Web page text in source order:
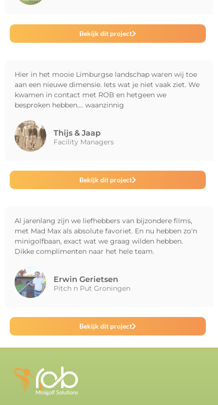
Bekijk dit project
Hier in het mooie Limburgse landschap waren wij toe
aan een nieuwe dimensie. Iets wat je niet vaak ziet. We
kwamen in contact met ROB en hetgeen we
besproken hebben.... waanzinnig
Thijs & Jaap
Facility Managers
Bekijk dit project
Al jarenlang zijn we liefhebbers van bijzondere films,
met Mad Max als absolute favoriet. En nu hebben zo'n
minigolfbaan, exact wat we graag wilden hebben.
Dikke complimenten naar het hele team.
Erwin Gerietsen
Pitch n Put Groningen
Bekijk dit project